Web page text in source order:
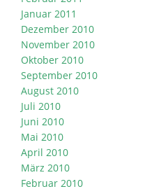
Januar 2011
Dezember 2010
November 2010
Oktober 2010
September 2010
August 2010
Juli 2010
Juni 2010
Mai 2010
April 2010
März 2010
Februar 2010